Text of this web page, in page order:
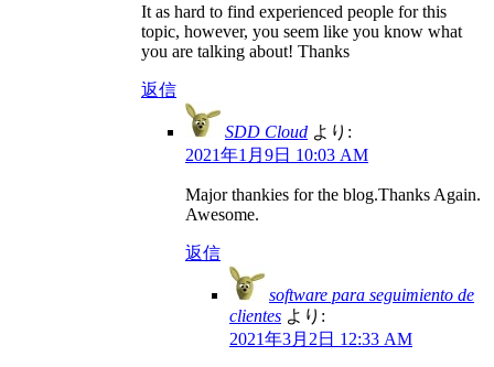
It as hard to find experienced people for this
topic, however, you seem like you know what
you are talking about! Thanks
返信
SDD Cloud より:
2021年1月9日 10:03 AM
Major thankies for the blog.Thanks Again.
Awesome.
返信
software para seguimiento de
clientes より:
2021年3月2日 12:33 AM